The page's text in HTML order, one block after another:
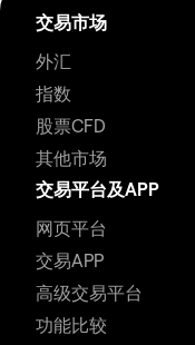
交易市场
外汇
指数
股票CFD
其他市场
交易平台及APP
网页平台
交易APP
高级交易平台
功能比较